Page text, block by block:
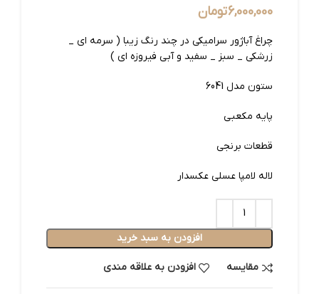
6,000,000تومان
چراغ آباژور سرامیکی در چند رنگ زیبا ( سرمه ای _
زرشکی _ سبز _ سفید و آبی فیروزه ای )
ستون مدل 6041
پایه مکعبی
قطعات برنجی
لاله لامپا عسلی عکسدار
افزودن به سبد خرید
مقایسه افزودن به علاقه مندی